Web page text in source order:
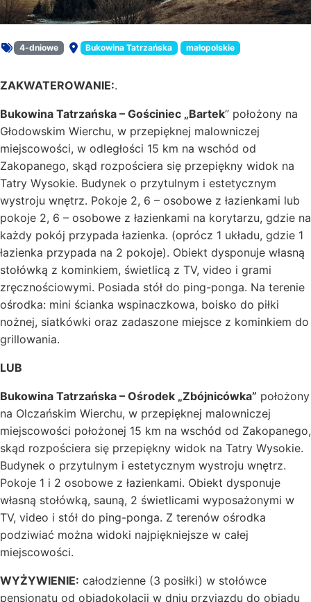
Rodzaj oferty:
4-dniowe
Miejsce:
Bukowina Tatrzańska małopolskie
ZAKWATEROWANIE:.
Bukowina Tatrzańska – Gościniec „Bartek” położony na
Głodowskim Wierchu, w przepięknej malowniczej
miejscowości, w odległości 15 km na wschód od
Zakopanego, skąd rozpościera się przepiękny widok na
Tatry Wysokie. Budynek o przytulnym i estetycznym
wystroju wnętrz. Pokoje 2, 6 – osobowe z łazienkami lub
pokoje 2, 6 – osobowe z łazienkami na korytarzu, gdzie na
każdy pokój przypada łazienka. (oprócz 1 układu, gdzie 1
łazienka przypada na 2 pokoje). Obiekt dysponuje własną
stołówką z kominkiem, świetlicą z TV, video i grami
zręcznościowymi. Posiada stół do ping-ponga. Na terenie
ośrodka: mini ścianka wspinaczkowa, boisko do piłki
nożnej, siatkówki oraz zadaszone miejsce z kominkiem do
grillowania.
LUB
Bukowina Tatrzańska – Ośrodek „Zbójnicówka” położony
na Olczańskim Wierchu, w przepięknej malowniczej
miejscowości położonej 15 km na wschód od Zakopanego,
skąd rozpościera się przepiękny widok na Tatry Wysokie.
Budynek o przytulnym i estetycznym wystroju wnętrz.
Pokoje 1 i 2 osobowe z łazienkami. Obiekt dysponuje
własną stołówką, sauną, 2 świetlicami wyposażonymi w
TV, video i stół do ping-ponga. Z terenów ośrodka
podziwiać można widoki najpiękniejsze w całej
miejscowości.
WYŻYWIENIE: całodzienne (3 posiłki) w stołówce
pensjonatu od obiadokolacji w dniu przyjazdu do obiadu